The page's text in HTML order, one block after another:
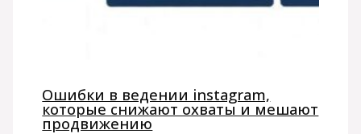
Ошибки в ведении instagram,
которые снижают охваты и мешают
продвижению